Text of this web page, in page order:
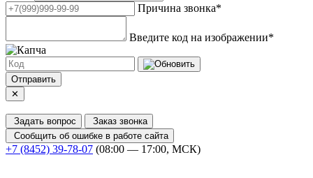
Причина звонка*
Введите код на изображении*
Отправить
✕
Задать вопрос
Заказ звонка
Сообщить об ошибке в работе сайта
+7 (8452) 39-78-07 (08:00 — 17:00, МСК)